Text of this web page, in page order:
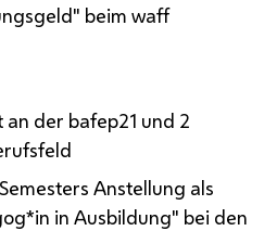
beim waff
an der bafep21 und 2
Anstellung als
in Ausbildung" bei den